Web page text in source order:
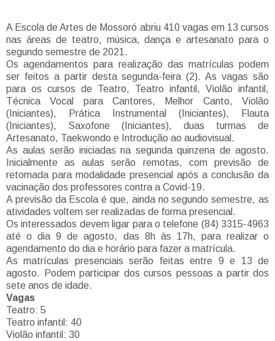
A Escola de Artes de Mossoró abriu 410 vagas em 13 cursos
nas áreas de teatro, música, dança e artesanato para o
segundo semestre de 2021.
Os agendamentos para realização das matrículas podem
ser feitos a partir desta segunda-feira (2). As vagas são
para os cursos de Teatro, Teatro infantil, Violão infantil,
Técnica Vocal para Cantores, Melhor Canto, Violão
(Iniciantes), Prática Instrumental (Iniciantes), Flauta
(Iniciantes), Saxofone (Iniciantes), duas turmas de
Artesanato, Taekwondo e Introdução ao audiovisual.
As aulas serão iniciadas na segunda quinzena de agosto.
Inicialmente as aulas serão remotas, com previsão de
retomada para modalidade presencial após a conclusão da
vacinação dos professores contra a Covid-19.
A previsão da Escola é que, ainda no segundo semestre, as
atividades voltem ser realizadas de forma presencial.
Os interessados devem ligar para o telefone (84) 3315-4963
até o dia 9 de agosto, das 8h às 17h, para realizar o
agendamento do dia e horário para fazer a matrícula.
As matrículas presenciais serão feitas entre 9 e 13 de
agosto. Podem participar dos cursos pessoas a partir dos
sete anos de idade.
Vagas
Teatro: 5
Teatro infantil: 40
Violão infantil: 30